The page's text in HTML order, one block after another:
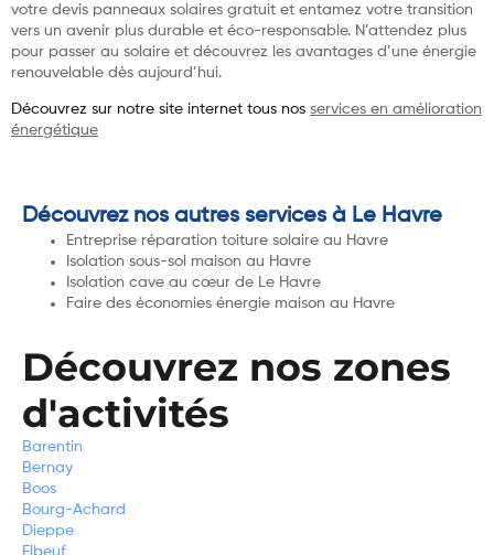
votre devis panneaux solaires gratuit et entamez votre transition
vers un avenir plus durable et éco-responsable. N’attendez plus
pour passer au solaire et découvrez les avantages d’une énergie
renouvelable dès aujourd’hui.
Découvrez sur notre site internet tous nos services en amélioration
énergétique
Découvrez nos autres services à Le Havre
Entreprise réparation toiture solaire au Havre
Isolation sous-sol maison au Havre
Isolation cave au cœur de Le Havre
Faire des économies énergie maison au Havre
Découvrez nos zones
d'activités
Barentin
Bernay
Boos
Bourg-Achard
Dieppe
Elbeuf